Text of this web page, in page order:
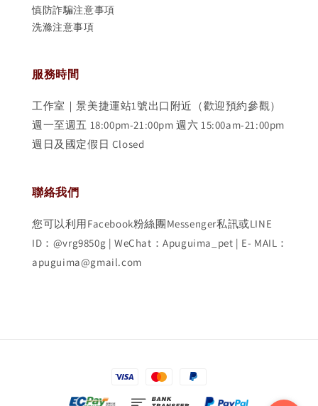
慎防詐騙注意事項
洗滌注意事項
服務時間
工作室｜景美捷運站1號出口附近（歡迎預約參觀）
週一至週五 18:00pm-21:00pm 週六 15:00am-21:00pm
週日及國定假日 Closed
聯絡我們
您可以利用Facebook粉絲團Messenger私訊或LINE
ID：@vrg9850g | WeChat：Apuguima_pet | E- MAIL：
apuguima@gmail.com